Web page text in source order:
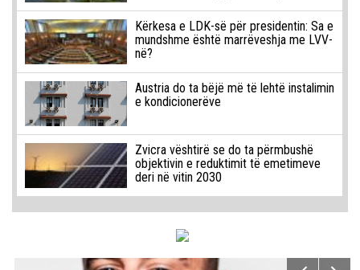
Kërkesa e LDK-së për presidentin: Sa e
mundshme është marrëveshja me LVV-
në?
Austria do ta bëjë më të lehtë instalimin
e kondicionerëve
Zvicra vështirë se do ta përmbushë
objektivin e reduktimit të emetimeve
deri në vitin 2030